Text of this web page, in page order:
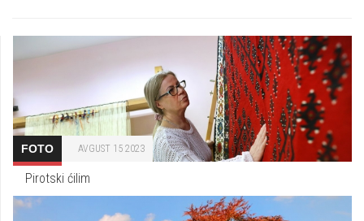
FOTO AVGUST 15 2023
Pirotski ćilim